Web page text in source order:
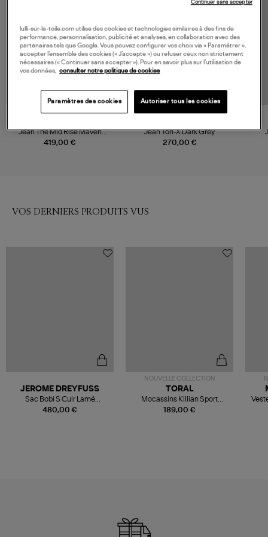
419,00 €
Jean The Mid Rise Maven
Ankle (Superior) Magpie
270,00 €
Jean Tori-X Dark Grey
VOS DERNIERS PRODUITS VUS
480,00 €
JEROME DREYFUSS
Sac Bobi S Cuir Lamé
Champagne
NOUVELLE COLLECTION
189,00 €
TORAL
Mocassins Killian Sport
Mousse
lulli-sur-la-toile.com utilise des cookies et technologies similaires à des fins de
performance, personnalisation, publicité et analyses, en collaboration avec des
partenaires tels que Google. Vous pouvez configurer vos choix via « Paramétrer »,
accepter l’ensemble des cookies (« J’accepte ») ou refuser ceux non strictement
nécessaires (« Continuer sans accepter »). Pour en savoir plus sur l’utilisation de
vos données,
consulter notre politique de cookies
Paramètres des cookies Autoriser tous les cookies
Continuer sans accepter